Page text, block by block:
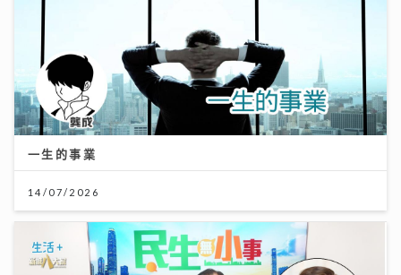
一生的事業
14/07/2026